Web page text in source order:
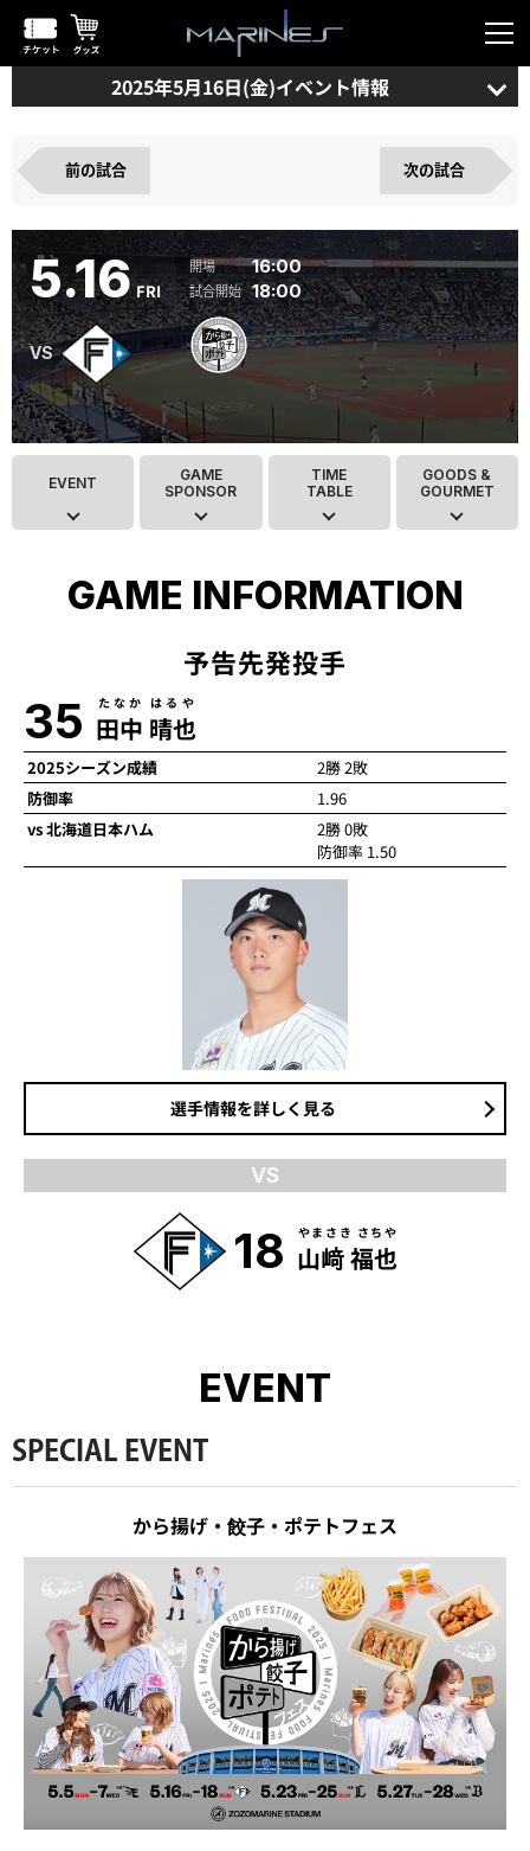
2025年5月16日(金)イベント情報
前の試合 次の試合
5.16 FRI
16:00
18:00
EVENT
GAME
SPONSOR
TIME
TABLE
GOODS &
GOURMET
GAME INFORMATION
予告先発投手
35 田中 晴也
たなか はるや
2025シーズン成績
2勝 2敗
防御率
1.96
vs 北海道日本ハム
2勝 0敗
防御率 1.50
選手情報を詳しく見る
VS
18 山﨑 福也
やまさき さちや
EVENT
SPECIAL EVENT
から揚げ・餃子・ポテトフェス